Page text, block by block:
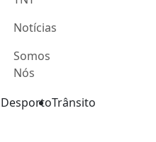
Notícias
Somos
Nós
DesportoTrânsito